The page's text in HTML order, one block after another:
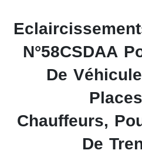
N°58CSDAA
De
Chauffeurs,
De